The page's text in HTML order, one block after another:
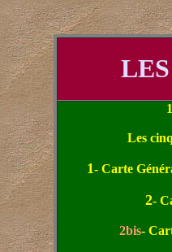
Les
1- Carte
2-
2bis-